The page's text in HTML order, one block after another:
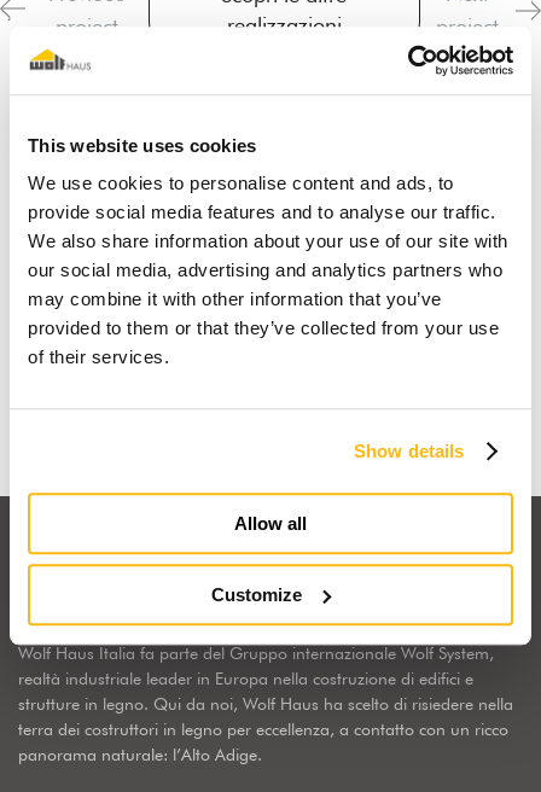
This website uses cookies
We use cookies to personalise content and ads, to
provide social media features and to analyse our traffic.
We also share information about your use of our site with
our social media, advertising and analytics partners who
may combine it with other information that you’ve
provided to them or that they’ve collected from your use
of their services.
Show details
Allow all
Customize
project
realizzazioni
project
Io sogno una casa in legno
Wolf Haus Italia fa parte del Gruppo internazionale Wolf System,
realtà industriale leader in Europa nella costruzione di edifici e
strutture in legno. Qui da noi, Wolf Haus ha scelto di risiedere nella
terra dei costruttori in legno per eccellenza, a contatto con un ricco
panorama naturale: l’Alto Adige.